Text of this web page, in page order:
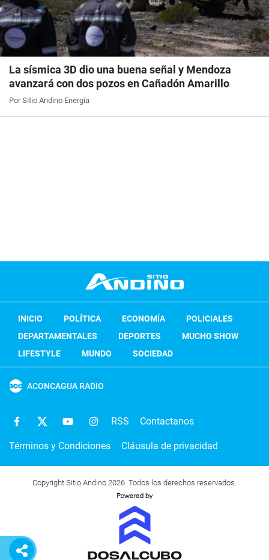
La sísmica 3D dio una buena señal y Mendoza
avanzará con dos pozos en Cañadón Amarillo
Por Sitio Andino Energía
INICIO POLÍTICA ECONOMÍA
POLICIALES
DEPARTAMENTALES
DEPORTES
MUCHO SHOW
LIFESTYLE
MUNDO SOCIEDAD
ACONCAGUA RADIO
RSS Contactanos
Términos y Condiciones Cláusula de privacidad
Copyright Sitio Andino 2026. Todos los derechos reservados.